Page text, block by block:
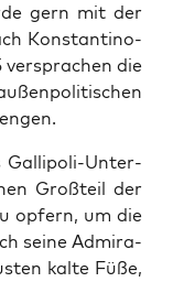
gern mit der
Kon­stan­ti­no­
ver­spra­chen die
Gal­li­po­li-Unter­
Groß­teil der
opfern, um die
sei­ne Admi­ra­
kal­te Füße,